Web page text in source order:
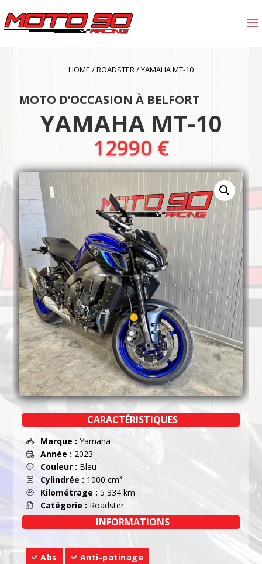
HOME /ROADSTER/YAMAHA MT-10
MOTO D’OCCASION À BELFORT
YAMAHA MT-10
12990€
CARACTÉRISTIQUES
Marque :Yamaha
Année : 2023
Couleur : Bleu
Cylindrée : 1000 cm³
Kilométrage :5 334 km
Catégorie : Roadster
INFORMATIONS
Abs
Anti-patinage